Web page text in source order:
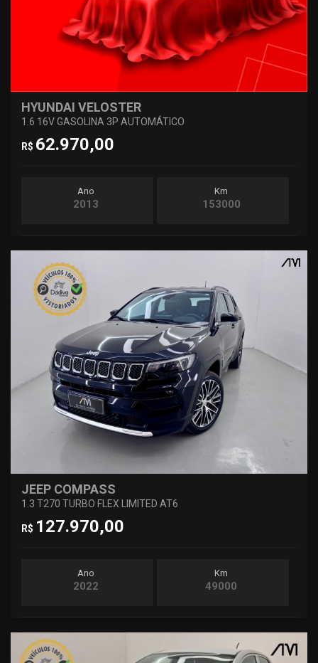
HYUNDAI VELOSTER
1.6 16V GASOLINA 3P AUTOMÁTICO
R$ 62.970,00
Ano
2013
Km
153000
JEEP COMPASS
1.3 T270 TURBO FLEX LIMITED AT6
R$ 127.970,00
Ano
2022
Km
49000